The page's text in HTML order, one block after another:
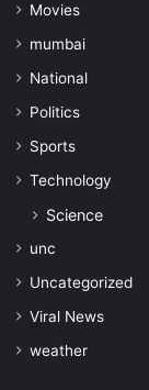
Movies
mumbai
National
Politics
Sports
Technology
Science
unc
Uncategorized
Viral News
weather